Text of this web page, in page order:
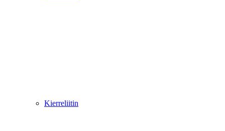
Kierreliitin